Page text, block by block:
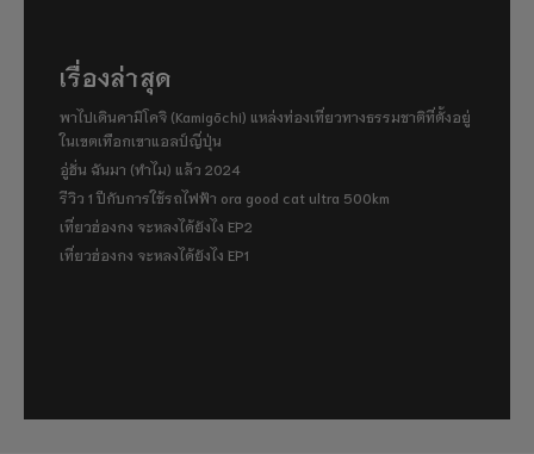
เรื่องล่าสุด
พาไปเดินคามิโคจิ (Kamigōchi) แหล่งท่องเที่ยวทางธรรมชาติที่ตั้งอยู่
ในเขตเทือกเขาแอลป์ญี่ปุ่น
อู่ฮั่น ฉันมา (ทำไม) แล้ว 2024
รีวิว 1 ปีกับการใช้รถไฟฟ้า ora good cat ultra 500km
เที่ยวฮ่องกง จะหลงได้ยังไง EP2
เที่ยวฮ่องกง จะหลงได้ยังไง EP1